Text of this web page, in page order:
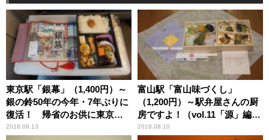
東京駅「銀幕」（1,400円）～
銀の鈴50年の今年・7年ぶりに
復活！ 帰省のお供に東京駅
限定駅弁!!
2018.08.13
富山駅「富山味づくし」
（1,200円）～駅弁屋さんの厨
房ですよ！（vol.11「源」編
(10)）
2018.08.10